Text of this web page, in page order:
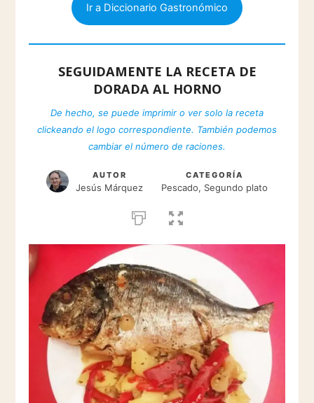
Ir a Diccionario Gastronómico
SEGUIDAMENTE LA RECETA DE
DORADA AL HORNO
De hecho, se puede imprimir o ver solo la receta
clickeando el logo correspondiente. También podemos
cambiar el número de raciones.
AUTOR
Jesús Márquez
CATEGORÍA
Pescado, Segundo plato